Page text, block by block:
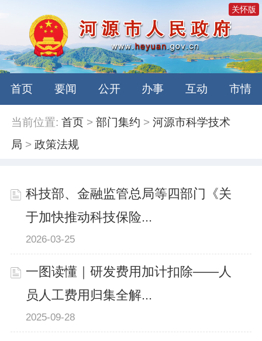
关怀版
首页 要闻 公开 办事 互动 市情
当前位置: 首页 >部门集约 >河源市科学技术
局 >政策法规
科技部、金融监管总局等四部门《关
于加快推动科技保险...
2026-03-25
一图读懂｜研发费用加计扣除——人
员人工费用归集全解...
2025-09-28